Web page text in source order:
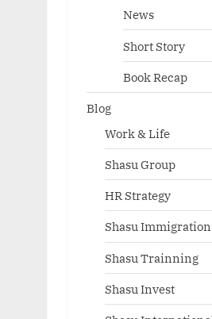
News
Short Story
Book Recap
Blog
Work & Life
Shasu Group
HR Strategy
Shasu Immigration
Shasu Trainning
Shasu Invest